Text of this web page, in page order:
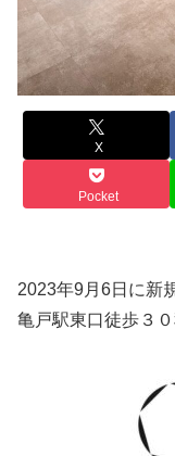
X
Pocket
2023年9月6日に新
亀戸駅東口徒歩３